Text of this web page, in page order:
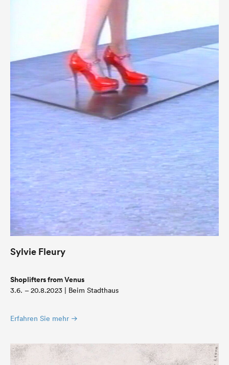
Sylvie Fleury
Shoplifters from Venus
3.6. – 20.8.2023 | Beim Stadthaus
Erfahren Sie mehr